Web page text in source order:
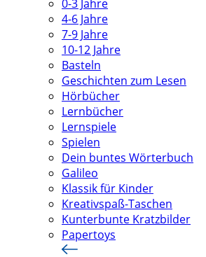
0-3 Jahre
4-6 Jahre
7-9 Jahre
10-12 Jahre
Basteln
Geschichten zum Lesen
Hörbücher
Lernbücher
Lernspiele
Spielen
Dein buntes Wörterbuch
Galileo
Klassik für Kinder
Kreativspaß-Taschen
Kunterbunte Kratzbilder
Papertoys